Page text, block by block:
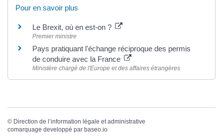
Pour en savoir plus
Le Brexit, où en est-on ?
Premier ministre
Pays pratiquant l'échange réciproque des permis
de conduire avec la France
Ministère chargé de l'Europe et des affaires étrangères
© Direction de l’information légale et administrative
comarquage developpé par baseo.io